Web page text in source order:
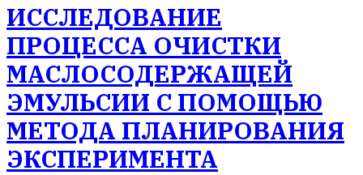
ИССЛЕДОВАНИЕ
ПРОЦЕССА ОЧИСТКИ
МАСЛОСОДЕРЖАЩЕЙ
ЭМУЛЬСИИ С ПОМОЩЬЮ
МЕТОДА ПЛАНИРОВАНИЯ
ЭКСПЕРИМЕНТА